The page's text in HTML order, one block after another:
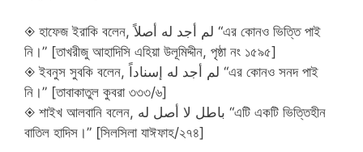
◈ হাফেজ ইরাকি বলেন, لم أجد له أصلاً “এর কোনও ভিত্তি পাই
নি।” [তাখরীজু আহাদিসি এহিয়া উলূমিদ্দীন, পৃষ্ঠা নং ১৫৯৫]
◈ ইবনুস সুবকি বলেন, لم أجد له إسناداً “এর কোনও সনদ পাই
নি।” [তাবাকাতুল কুবরা ৩৩৩/৬]
◈ শাইখ আলবানি বলেন, باطل لا أصل له “এটি একটি ভিত্তিহীন
বাতিল হাদিস।” [সিলসিলা যাঈফাহ/২৭৪]